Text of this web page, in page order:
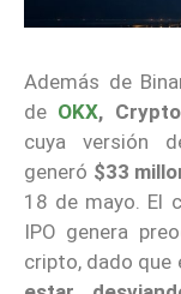
Además de
de OKX,
cuya versión
generó $33
18 de mayo. El
IPO genera
cripto, dado que